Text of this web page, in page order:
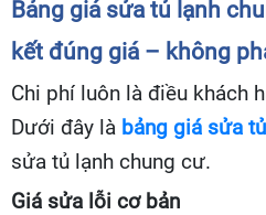
Bảng giá sửa tủ lạnh
kết đúng giá – không
Chi phí luôn là điều khách
Dưới đây là bảng giá sửa
sửa tủ lạnh chung cư.
Giá sửa lỗi cơ bản